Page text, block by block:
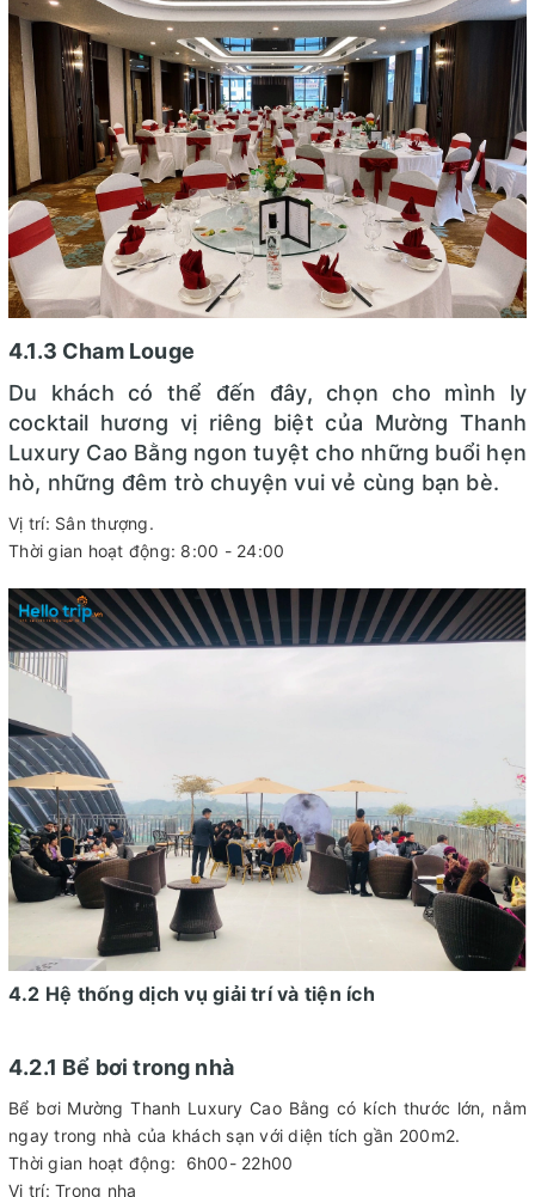
4.1.3 Cham Louge
Du khách có thể đến đây, chọn cho mình ly
cocktail hương vị riêng biệt của Mường Thanh
Luxury Cao Bằng ngon tuyệt cho những buổi hẹn
hò, những đêm trò chuyện vui vẻ cùng bạn bè.
Vị trí: Sân thượng.
Thời gian hoạt động: 8:00 - 24:00
4.2 Hệ thống dịch vụ giải trí và tiện ích
4.2.1 Bể bơi trong nhà
Bể bơi Mường Thanh Luxury Cao Bằng có kích thước lớn, nằm
ngay trong nhà của khách sạn với diện tích gần 200m2.
Thời gian hoạt động: 6h00- 22h00
Vị trí: Trong nha